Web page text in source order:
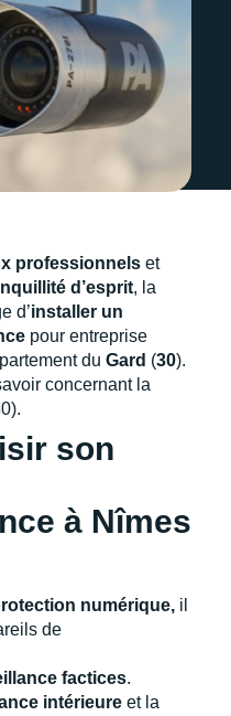
professionnelset
d’esprit, la
d’installer un
pour entreprise
du Gard (30).
concernant la
son
à Nîmes
numérique,il
de
factices.
intérieure et la